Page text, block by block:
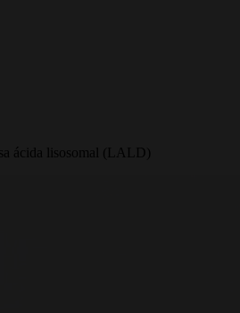
ácida lisosomal (LALD)